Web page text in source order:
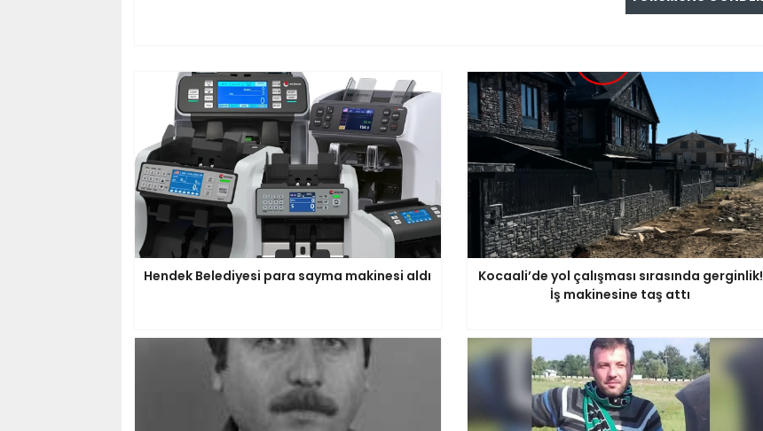
Hendek Belediyesi para sayma makinesi aldı
Kocaali’de yol çalışması sırasında gerginlik!
İş makinesine taş attı